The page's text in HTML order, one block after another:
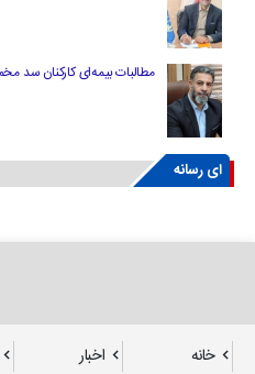
مطالبات بیمه‌ای کارکنان سد
ای رسانه
خانه اخبار